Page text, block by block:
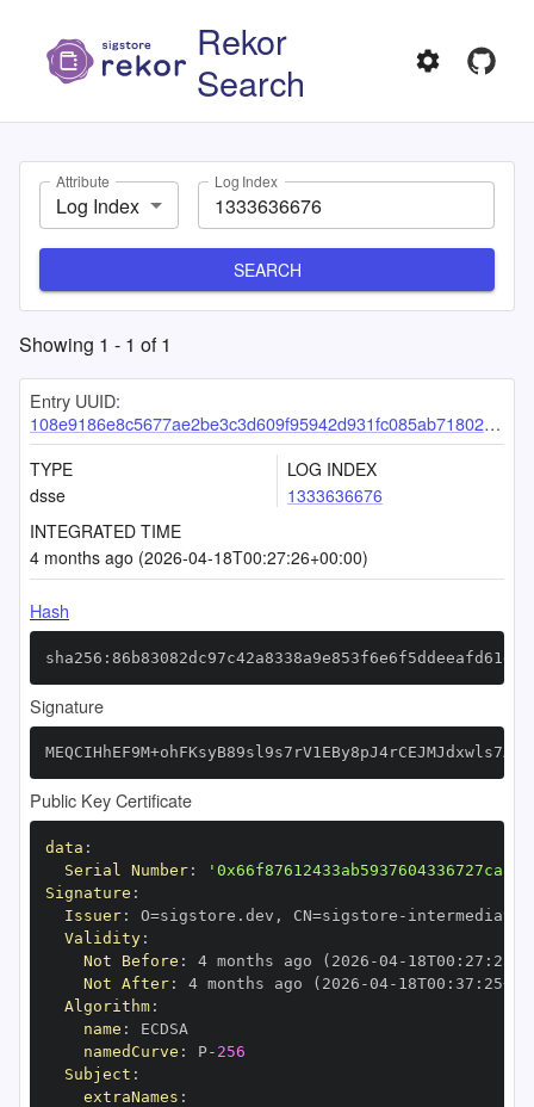
Rekor
Search
Attribute
Log Index
Log Index
SEARCH
Showing 1 - 1 of1
Entry UUID:
108e9186e8c5677ae2be3c3d609f95942d931fc085ab7180276489354cfcfc9060456c1b0ae93541
TYPE
dsse
LOG INDEX
1333636676
INTEGRATED TIME
4 months ago (2026-04-18T00:27:26+00:00)
Hash
Signature
Public Key Certificate
data :
Serial Number:
Signature :
Issuer: O=sigstore.dev , CN=sigstore -
Validity:
Not Before : 4 months ago (2026 -04- 18T00 : 27 :
Not After: 4 months ago (2026 -04- 18T00 : 37 : 25+00
Algorithm:
name :
namedCurve : P- 256
Subject :
extraNames :